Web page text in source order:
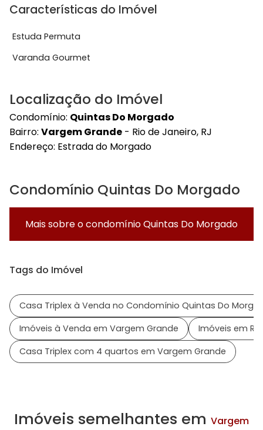
Características do Imóvel
Estuda Permuta
Varanda Gourmet
Localização do Imóvel
Condomínio: Quintas Do Morgado
Bairro: Vargem Grande - Rio de Janeiro, RJ
Endereço: Estrada do Morgado
Condomínio Quintas Do Morgado
Mais sobre o condomínioQuintas Do Morgado
Tags do Imóvel
Casa Triplex à Venda no Condomínio Quintas Do
Imóveis à Venda em Vargem Grande
Imóveis em
Casa Triplex com 4 quartos em Vargem Grande
Imóveis semelhantes em Vargem